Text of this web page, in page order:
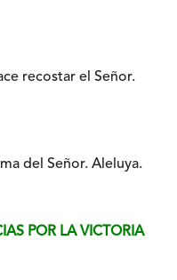
recostar el Señor.
del Señor. Aleluya.
POR LA VICTORIA